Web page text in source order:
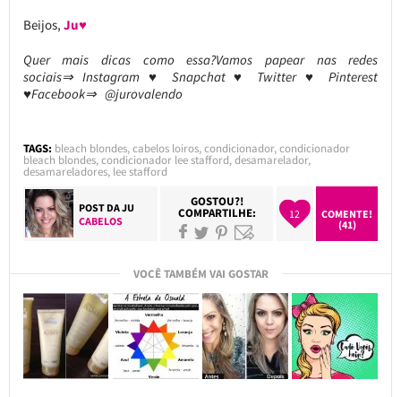
Beijos, Ju♥
Quer mais dicas como essa?Vamos papear nas redes
sociais⇒ Instagram ♥ Snapchat ♥ Twitter ♥ Pinterest
♥Facebook⇒ @jurovalendo
TAGS: bleach blondes,cabelos loiros,condicionador,condicionador
bleach blondes,condicionador lee stafford,desamarelador,
desamareladores, lee stafford
POST DAJU
CABELOS
GOSTOU?!
COMPARTILHE: 12
COMENTE!
(41)
VOCÊ TAMBÉM VAI GOSTAR